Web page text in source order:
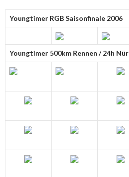
Youngtimer RGB Saisonfinale 2006
Youngtimer 500km Rennen / 24h